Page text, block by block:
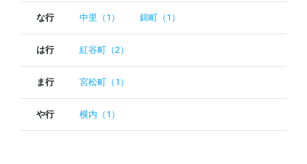
な行 中里（1） 錦町（1）
は行 紅谷町（2）
ま行 宮松町（1）
や行 横内（1）